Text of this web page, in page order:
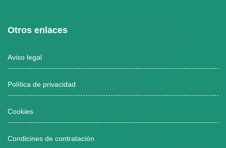
Otros enlaces
Aviso legal
Política de privacidad
Cookies
Condicines de contratación